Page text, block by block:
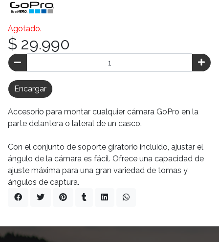
Agotado.
$ 29.990
Encargar
Accesorio para montar cualquier cámara GoPro en la
parte delantera o lateral de un casco.
Con el conjunto de soporte giratorio incluido, ajustar el
ángulo de la cámara es fácil. Ofrece una capacidad de
ajuste máxima para una gran variedad de tomas y
ángulos de captura.